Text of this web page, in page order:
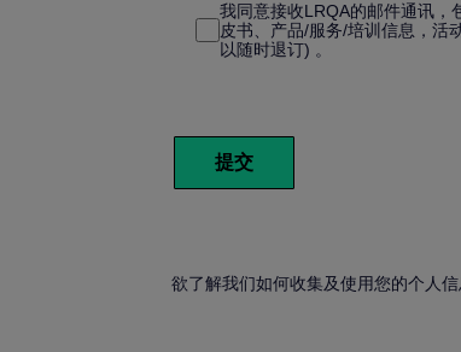
我同意接收LRQA的邮件通讯，
皮书、产品/服务/培训信息，活
以随时退订) 。
提交
欲了解我们如何收集及使用您的个人